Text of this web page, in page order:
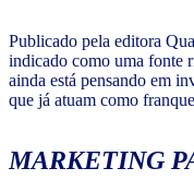
Publicado pela editora
indicado como uma fonte
ainda está pensando em
que já atuam como
MARKETING